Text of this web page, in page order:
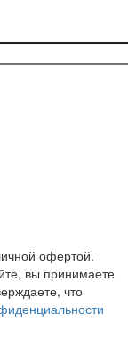
офертой.
вы принимаете
что